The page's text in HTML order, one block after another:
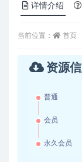
详情介绍
当前位置： 首页
资源
普通
会员
永久会员